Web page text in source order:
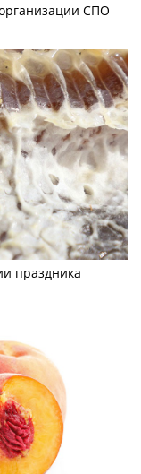
СПО
праздника